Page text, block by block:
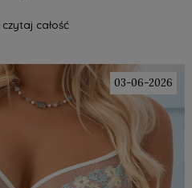
czytaj całość
03-06-2026